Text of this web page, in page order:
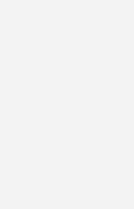
Gas-Heizung ein